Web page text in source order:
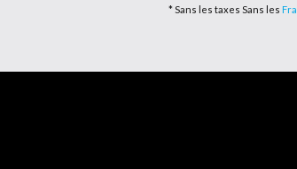
* Sans les taxes Sans les